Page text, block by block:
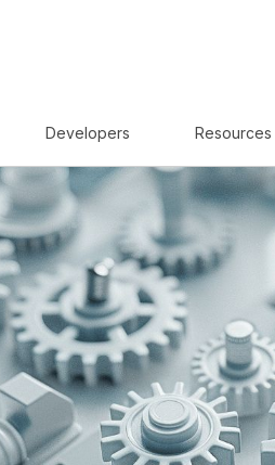
Developers Resources